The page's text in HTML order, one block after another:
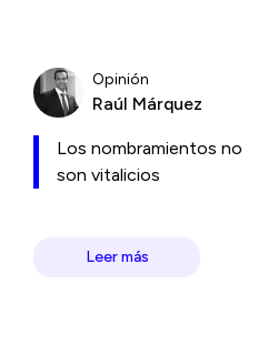
Opinión
Raúl Márquez
Los nombramientos no
son vitalicios
Leer más